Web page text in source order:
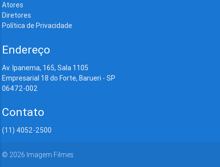
Atores
Diretores
Política de Privacidade
Endereço
Av. Ipanema, 165, Sala 1105
Empresarial 18 do Forte, Barueri - SP
06472-002
Contato
(11) 4052-2500
© 2026 Imagem Filmes